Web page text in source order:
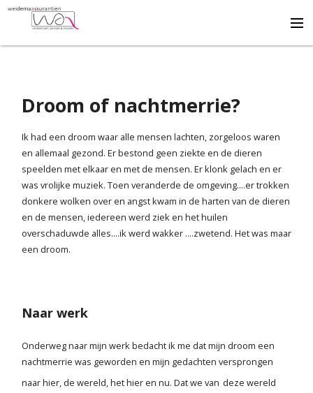
Ontzorgt
Draagt bij
Beveelt aan
Q & A
Blog
Contact
Droom of nachtmerrie?
Ik had een droom waar alle mensen lachten, zorgeloos waren
en allemaal gezond. Er bestond geen ziekte en de dieren
speelden met elkaar en met de mensen. Er klonk gelach en er
was vrolijke muziek. Toen veranderde de omgeving....er trokken
donkere wolken over en angst kwam in de harten van de dieren
en de mensen, iedereen werd ziek en het huilen
overschaduwde alles....ik werd wakker ....zwetend. Het was maar
een droom.
Naar werk
Onderweg naar mijn werk bedacht ik me dat mijn droom een
nachtmerrie was geworden en mijn gedachten versprongen
naar hier, de wereld, het hier en nu. Dat we van deze wereld